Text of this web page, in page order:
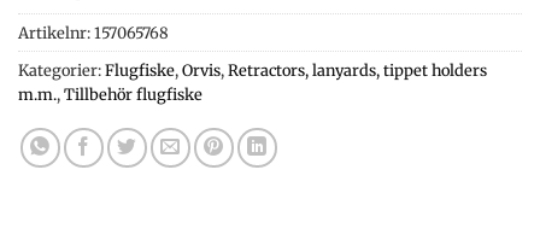
Artikelnr:157065768
Kategorier:Flugfiske,Orvis,Retractors, lanyards, tippet holders
m.m.,Tillbehör flugfiske